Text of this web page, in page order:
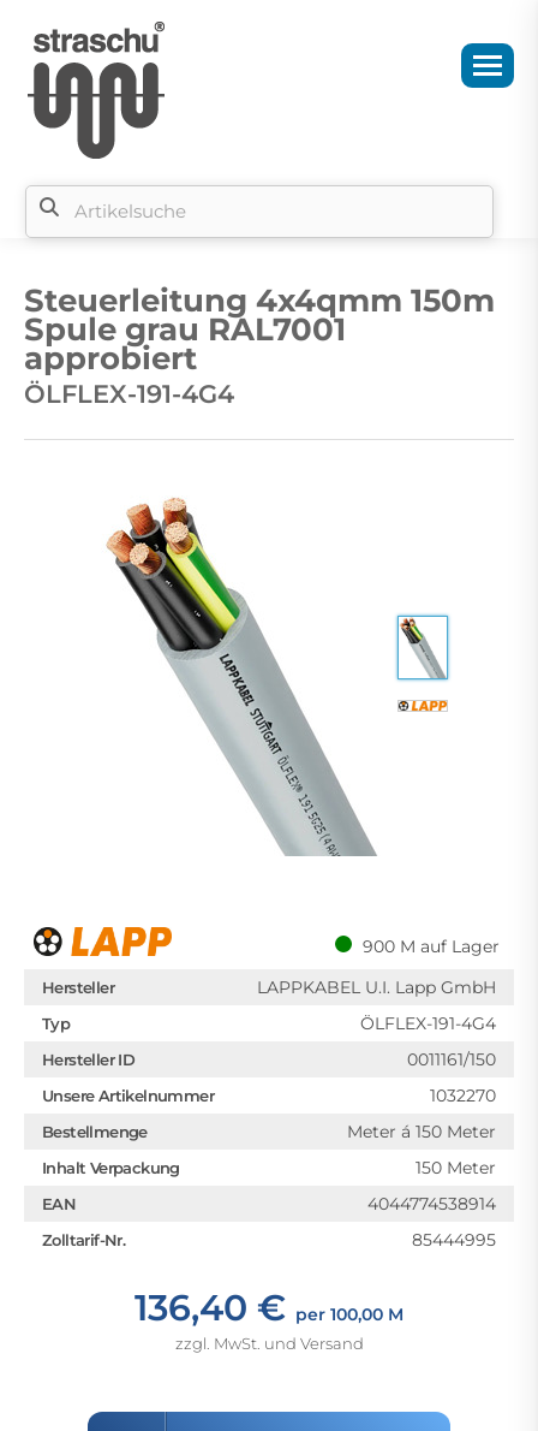
Steuerleitung 4x4qmm 150m
Spule grau RAL7001
approbiert
ÖLFLEX-191-4G4
900 M auf Lager
Hersteller LAPPKABEL U.I. Lapp GmbH
Typ ÖLFLEX-191-4G4
Hersteller ID 0011161/150
Unsere Artikelnummer 1032270
Bestellmenge Meter á 150 Meter
Inhalt Verpackung 150 Meter
EAN 4044774538914
Zolltarif-Nr. 85444995
136,40 € per 100,00 M
zzgl. MwSt. und Versand